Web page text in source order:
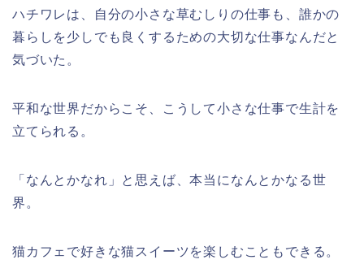
ハチワレは、自分の小さな草むしりの仕事も、誰かの
暮らしを少しでも良くするための大切な仕事なんだと
気づいた。
平和な世界だからこそ、こうして小さな仕事で生計を
立てられる。
「なんとかなれ」と思えば、本当になんとかなる世
界。
猫カフェで好きな猫スイーツを楽しむこともできる。